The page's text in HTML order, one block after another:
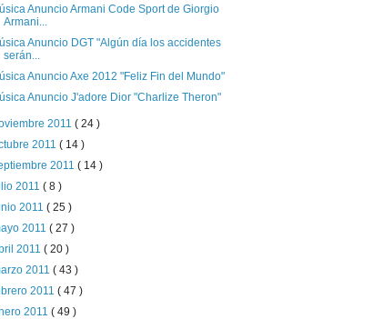
Anuncio Armani Code Sport de Giorgio
Armani...
Anuncio DGT "Algún día los accidentes
serán...
Anuncio Axe 2012 "Feliz Fin del Mundo"
Anuncio J'adore Dior "Charlize Theron"
2011( 24 )
2011( 14 )
2011( 14 )
2011( 8 )
2011( 25 )
2011( 27 )
2011( 20 )
2011( 43 )
2011( 47 )
2011( 49 )